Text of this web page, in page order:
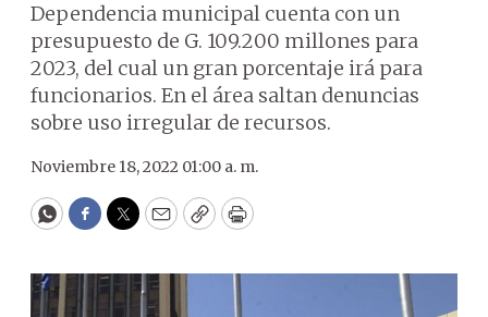
Dependencia municipal cuenta con un
presupuesto de G. 109.200 millones para
2023, del cual un gran porcentaje irá para
funcionarios. En el área saltan denuncias
sobre uso irregular de recursos.
Noviembre 18, 2022 01:00 a. m.
WhatsApp
Facebook
Twitter
EmailCopyPrint